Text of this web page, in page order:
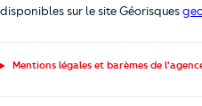
disponibles sur le site Géorisques
Mentions légales et barèmes de